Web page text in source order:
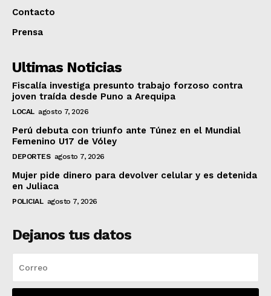
Contacto
Prensa
Ultimas Noticias
Fiscalía investiga presunto trabajo forzoso contra
joven traída desde Puno a Arequipa
LOCAL agosto 7, 2026
Perú debuta con triunfo ante Túnez en el Mundial
Femenino U17 de Vóley
DEPORTES agosto 7, 2026
Mujer pide dinero para devolver celular y es detenida
en Juliaca
POLICIAL agosto 7, 2026
Dejanos tus datos